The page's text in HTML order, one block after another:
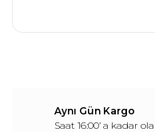
Aynı Gün Kargo
Saat 16:00’ a kadar